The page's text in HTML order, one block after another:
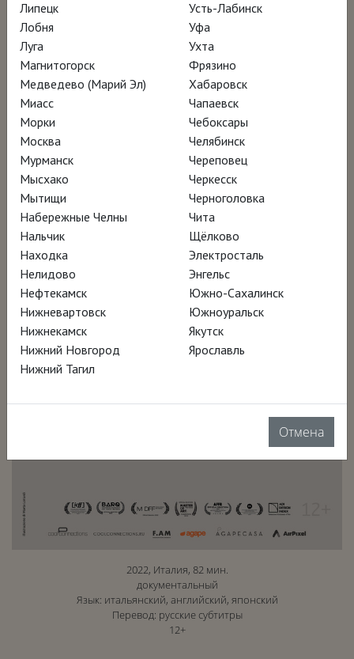
Барселоне (Barq) – участник программы
2022, Италия, 82 мин.
документальный
Язык: итальянский, английский, японский
Перевод: русские субтитры
12+
Липецк
Лобня
Луга
Магнитогорск
Медведево (Марий Эл)
Миасс
Морки
Москва
Мурманск
Мысхако
Мытищи
Набережные Челны
Нальчик
Находка
Нелидово
Нефтекамск
Нижневартовск
Нижнекамск
Нижний Новгород
Нижний Тагил
Усть-Лабинск
Уфа
Ухта
Фрязино
Хабаровск
Чапаевск
Чебоксары
Челябинск
Череповец
Черкесск
Черноголовка
Чита
Щёлково
Электросталь
Энгельс
Южно-Сахалинск
Южноуральск
Якутск
Ярославль
Отмена